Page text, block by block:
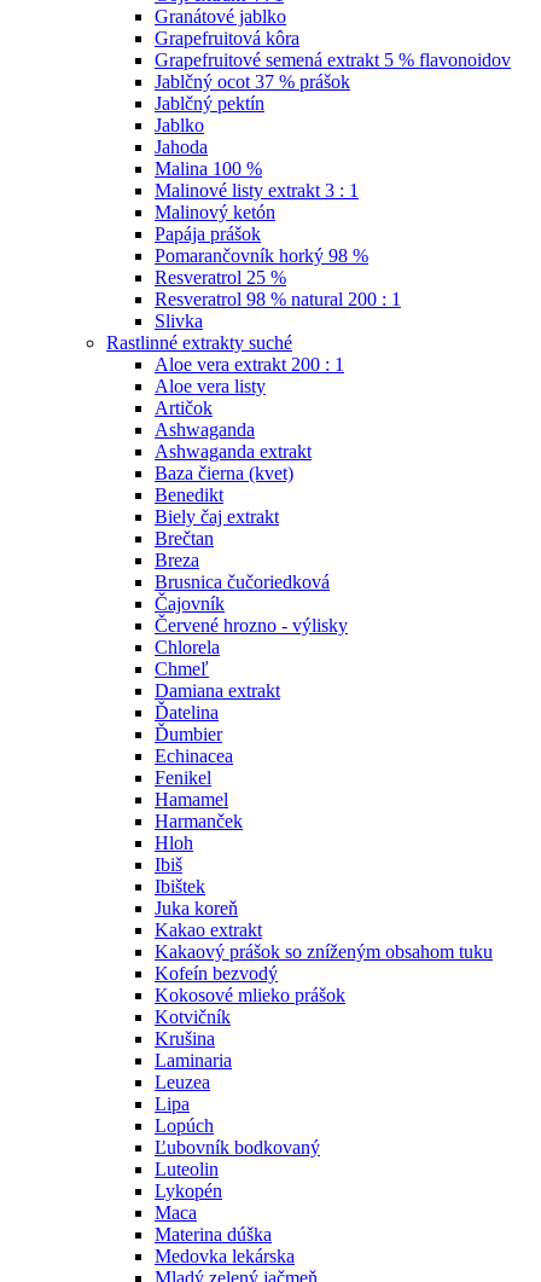
Granátové jablko
Grapefruitová kôra
Grapefruitové semená extrakt 5 % flavonoidov
Jablčný ocot 37 % prášok
Jablčný pektín
Jablko
Jahoda
Malina 100 %
Malinové listy extrakt 3 : 1
Malinový ketón
Papája prášok
Pomarančovník horký 98 %
Resveratrol 25 %
Resveratrol 98 % natural 200 : 1
Slivka
Rastlinné extrakty suché
Aloe vera extrakt 200 : 1
Aloe vera listy
Artičok
Ashwaganda
Ashwaganda extrakt
Baza čierna (kvet)
Benedikt
Biely čaj extrakt
Brečtan
Breza
Brusnica čučoriedková
Čajovník
Červené hrozno - výlisky
Chlorela
Chmeľ
Damiana extrakt
Ďatelina
Ďumbier
Echinacea
Fenikel
Hamamel
Harmanček
Hloh
Ibiš
Ibištek
Juka koreň
Kakao extrakt
Kakaový prášok so zníženým obsahom tuku
Kofeín bezvodý
Kokosové mlieko prášok
Kotvičník
Krušina
Laminaria
Leuzea
Lipa
Lopúch
Ľubovník bodkovaný
Luteolin
Lykopén
Maca
Materina dúška
Medovka lekárska
Mladý zelený jačmeň